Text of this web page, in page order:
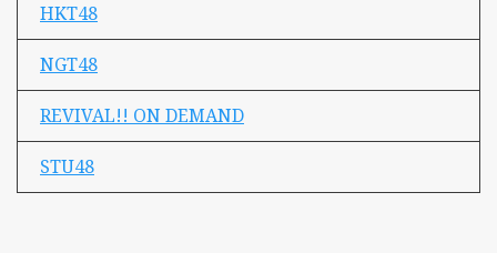
HKT48
NGT48
REVIVAL!! ON DEMAND
STU48